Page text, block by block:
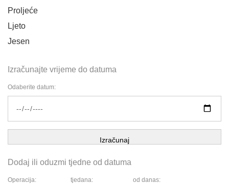
Proljeće
Ljeto
Jesen
Izračunajte vrijeme do datuma
Odaberite datum:
Izračunaj
Dodaj ili oduzmi tjedne od datuma
Operacija: tjedana: od danas: